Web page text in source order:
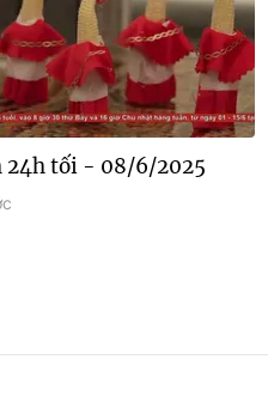
24h tối - 08/6/2025